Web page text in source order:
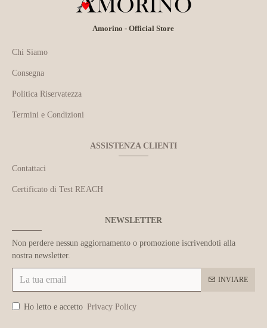
Amorino - Official Store
Chi Siamo
Consegna
Politica Riservatezza
Termini e Condizioni
ASSISTENZA CLIENTI
Contattaci
Certificato di Test REACH
NEWSLETTER
Non perdere nessun aggiornamento o promozione iscrivendoti alla
nostra newsletter.
INVIARE
Ho letto e accetto Privacy Policy